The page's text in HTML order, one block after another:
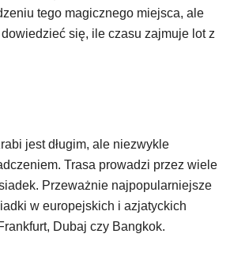
tego magicznego miejsca, ale
się, ile czasu zajmuje lot z
jest długim, ale niezwykle
Trasa prowadzi przez wiele
Przeważnie najpopularniejsze
w europejskich i azjatyckich
Dubaj czy Bangkok.